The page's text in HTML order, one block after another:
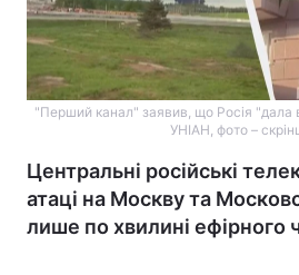
"Перший канал" заявив, що Росія "дала
УНІАН, фото –
Центральні російські
атаці на Москву та
лише по хвилині ефірного